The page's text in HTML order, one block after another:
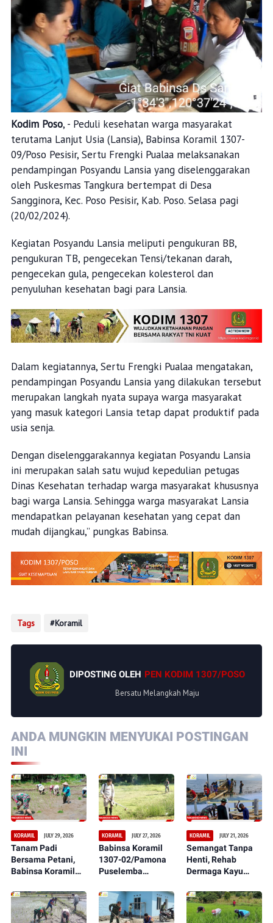
Kodim Poso, - Peduli kesehatan warga masyarakat
terutama Lanjut Usia (Lansia), Babinsa Koramil 1307-
09/Poso Pesisir, Sertu Frengki Pualaa melaksanakan
pendampingan Posyandu Lansia yang diselenggarakan
oleh Puskesmas Tangkura bertempat di Desa
Sangginora, Kec. Poso Pesisir, Kab. Poso. Selasa pagi
(20/02/2024).
Kegiatan Posyandu Lansia meliputi pengukuran BB,
pengukuran TB, pengecekan Tensi/tekanan darah,
pengecekan gula, pengecekan kolesterol dan
penyuluhan kesehatan bagi para Lansia.
Dalam kegiatannya, Sertu Frengki Pualaa mengatakan,
pendampingan Posyandu Lansia yang dilakukan tersebut
merupakan langkah nyata supaya warga masyarakat
yang masuk kategori Lansia tetap dapat produktif pada
usia senja.
Dengan diselenggarakannya kegiatan Posyandu Lansia
ini merupakan salah satu wujud kepedulian petugas
Dinas Kesehatan terhadap warga masyarakat khususnya
bagi warga Lansia. Sehingga warga masyarakat Lansia
mendapatkan pelayanan kesehatan yang cepat dan
mudah dijangkau,” pungkas Babinsa.
Tags Koramil
DIPOSTING OLEH PEN KODIM 1307/POSO
Bersatu Melangkah Maju
ANDA MUNGKIN MENYUKAI POSTINGAN
INI
KORAMIL JULY 29, 2026
Tanam Padi
Bersama Petani,
Babinsa Koramil
Puselemba Dukung
Peningkatan Hasil
Panen dan
KORAMIL JULY 27, 2026
Babinsa Koramil
1307-02/Pamona
Puselemba
Masyarakat
Ciptakan Lapangan
Sepak Bola Bersih,
KORAMIL JULY 21, 2026
Semangat Tanpa
Henti, Rehab
Dermaga Kayu
Teritorial TNI Terus
Tunjukkan
Perkembangan